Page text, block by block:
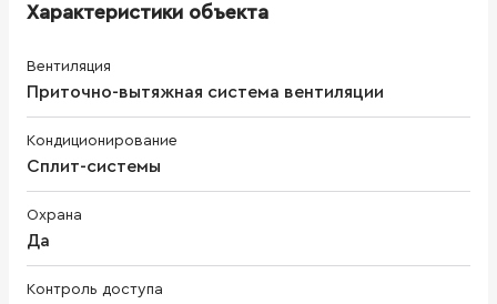
Характеристики объекта
Вентиляция
Приточно-вытяжная система вентиляции
Кондиционирование
Сплит-системы
Охрана
Да
Контроль доступа